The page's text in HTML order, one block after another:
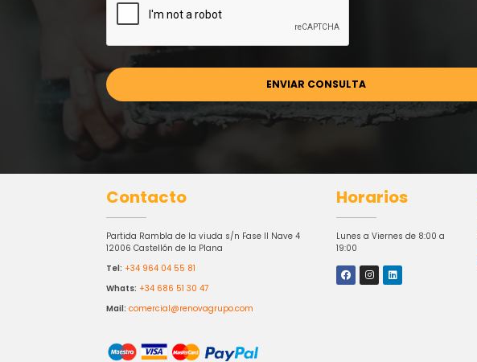
Contacto
Partida Rambla de la viuda s/n Fase II Nave 4
12006 Castellón de la Plana
Tel: +34 964 04 55 81
Whats: +34 686 51 30 47
Mail: comercial@renovagrupo.com
Horarios
Lunes a Viernes de 8:00 a
19:00